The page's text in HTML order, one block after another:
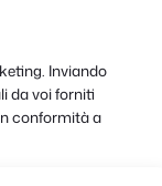
Inviando
da voi forniti
conformità a